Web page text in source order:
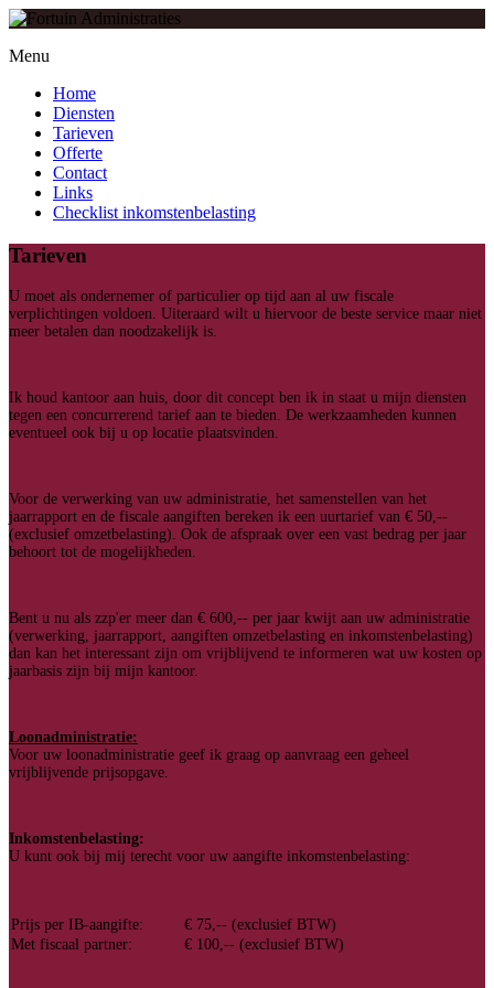
Menu
Home
Diensten
Tarieven
Offerte
Contact
Links
Checklist inkomstenbelasting
Tarieven
U moet als ondernemer of particulier op tijd aan al uw fiscale
verplichtingen voldoen. Uiteraard wilt u hiervoor de beste service maar niet
meer betalen dan noodzakelijk is.
Ik houd kantoor aan huis, door dit concept ben ik in staat u mijn diensten
tegen een concurrerend tarief aan te bieden. De werkzaamheden kunnen
eventueel ook bij u op locatie plaatsvinden.
Voor de verwerking van uw administratie, het samenstellen van het
jaarrapport en de fiscale aangiften bereken ik een uurtarief van € 50,--
(exclusief omzetbelasting). Ook de afspraak over een vast bedrag per jaar
behoort tot de mogelijkheden.
Bent u nu als zzp'er meer dan € 600,-- per jaar kwijt aan uw administratie
(verwerking, jaarrapport, aangiften omzetbelasting en inkomstenbelasting)
dan kan het interessant zijn om vrijblijvend te informeren wat uw kosten op
jaarbasis zijn bij mijn kantoor.
Loonadministratie:
Voor uw loonadministratie geef ik graag op aanvraag een geheel
vrijblijvende prijsopgave.
Inkomstenbelasting:
U kunt ook bij mij terecht voor uw aangifte inkomstenbelasting:
Prijs per IB-aangifte:
€ 75,-- (exclusief BTW)
Met fiscaal partner:
€ 100,-- (exclusief BTW)